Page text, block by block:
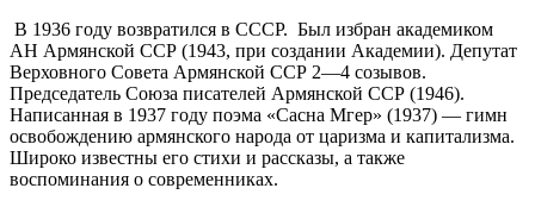
В 1936 году возвратился в СССР. Был избран академиком
АН Армянской ССР (1943, при создании Академии). Депутат
Верховного Совета Армянской ССР 2—4 созывов.
Председатель Союза писателей Армянской ССР (1946).
Написанная в 1937 году поэма «Сасна Мгер» (1937) — гимн
освобождению армянского народа от царизма и капитализма.
Широко известны его стихи и рассказы, а также
воспоминания о современниках.